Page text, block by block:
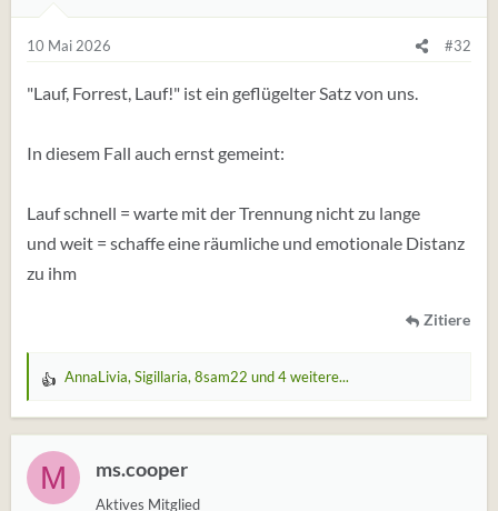
10 Mai 2026 #32
"Lauf, Forrest, Lauf!" ist ein geflügelter Satz von uns.
In diesem Fall auch ernst gemeint:
Lauf schnell = warte mit der Trennung nicht zu lange
und weit = schaffe eine räumliche und emotionale Distanz
zu ihm
Zitiere
W
r
t
u
AnnaLivia, Sigillaria, 8sam22 und 4 weitere...
M ms.cooper
Aktives Mitglied